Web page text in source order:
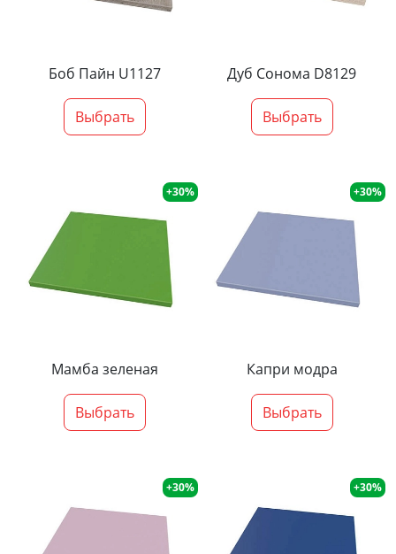
Боб Пайн U1127
Выбрать
Дуб Сонома D8129
Выбрать
+30%
Мамба зеленая
Выбрать
+30%
Капри модра
Выбрать
+30% +30%